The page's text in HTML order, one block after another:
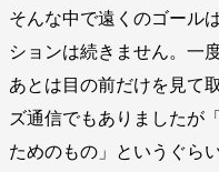
そんな中で遠くのゴール
ションは続きません。一
あとは目の前だけを見て
ズ通信でもありましたが
ためのもの」というぐら